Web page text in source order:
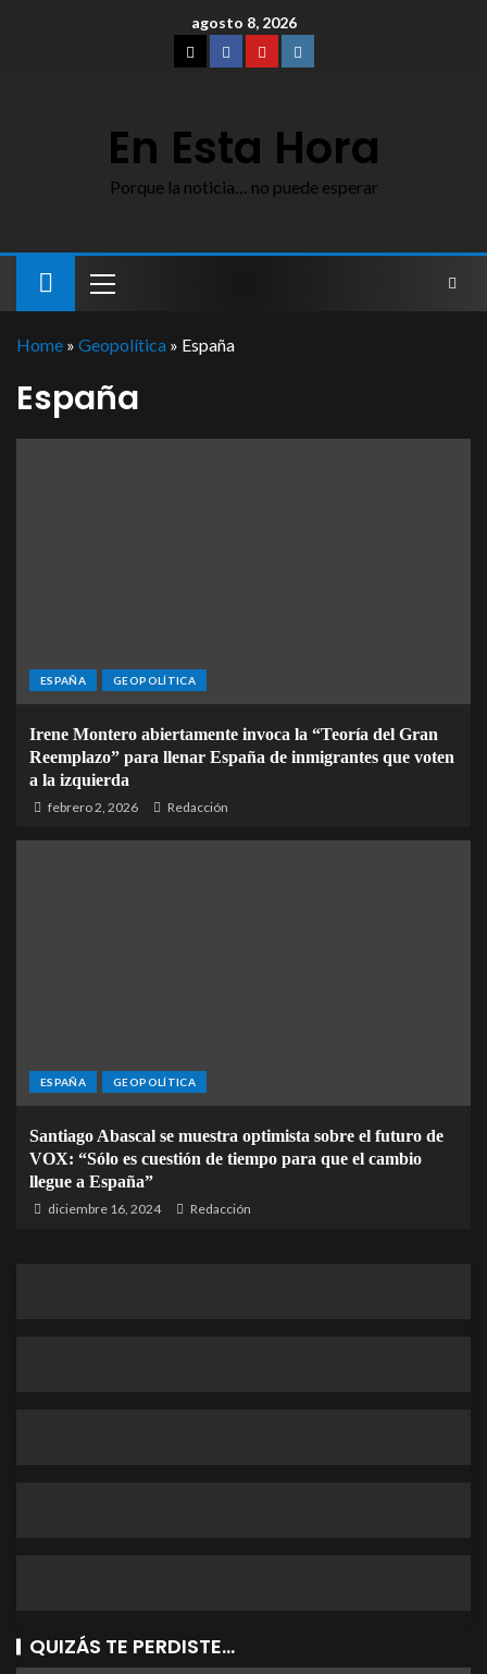
agosto 8, 2026
En Esta Hora
Porque la noticia… no puede esperar
Home » Geopolítica » España
España
ESPAÑA GEOPOLÍTICA
Irene Montero abiertamente invoca la “Teoría del Gran
Reemplazo” para llenar España de inmigrantes que voten
a la izquierda
febrero 2, 2026 Redacción
ESPAÑA GEOPOLÍTICA
Santiago Abascal se muestra optimista sobre el futuro de
VOX: “Sólo es cuestión de tiempo para que el cambio
llegue a España”
diciembre 16, 2024 Redacción
QUIZÁS TE PERDISTE...